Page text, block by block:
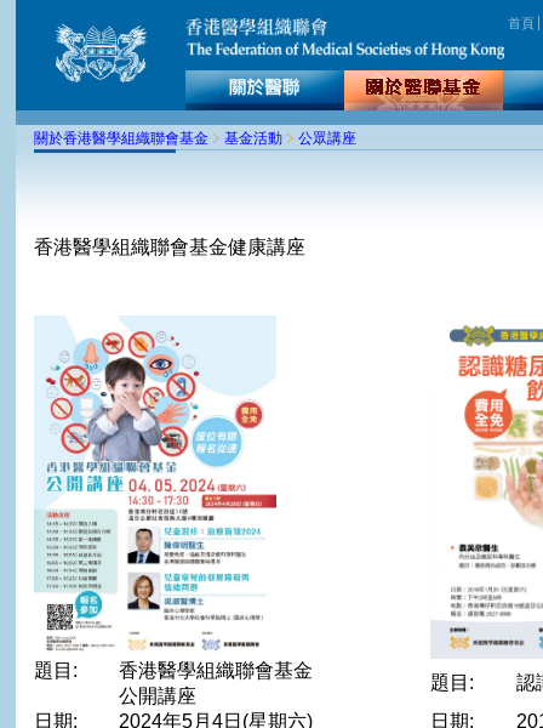
首頁
關於香港醫學組織聯會基金 基金活動 公眾講座
香港醫學組織聯會基金健康講座
題目:
香港醫學組織聯會基金
公開講座
題目:
認
日期:
2024年5月4日(星期六) 日期: